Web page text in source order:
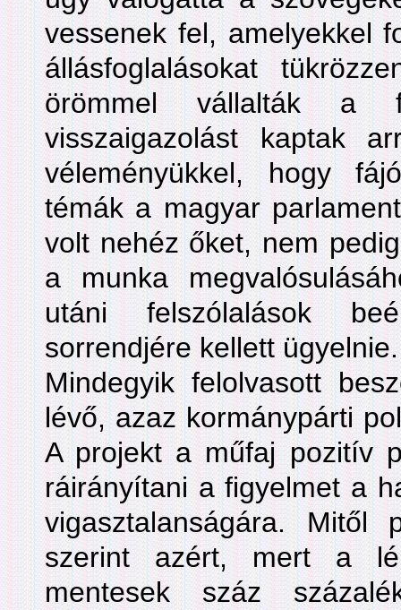
vessenek fel, amelyekkel
állásfoglalásokat
örömmel vállalták a
visszaigazolást kaptak
véleményükkel, hogy
témák a magyar
volt nehéz őket, nem
a munka
utáni felszólalások
sorrendjére kellett ügyelnie.
Mindegyik felolvasott
lévő, azaz kormánypárti
A projekt a műfaj pozitív
ráirányítani a figyelmet a
vigasztalanságára. Mitől
szerint azért, mert a
mentesek száz